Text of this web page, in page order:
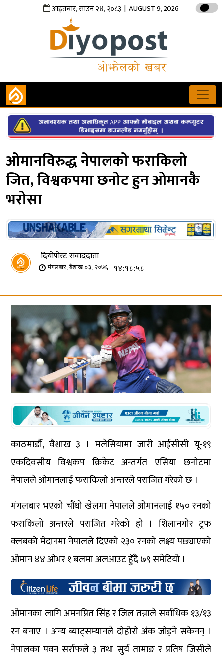
आइतबार,साउन२४,२०८३ | AUGUST 9, 2026
ओमानविरुद्ध नेपालको फराकिलो
जित, विश्वकपमा छनोट हुन ओमानकै
भरोसा
दियोपोस्ट संवाददाता
मंगलबार, बैशाख ०३, २०७६ | १४:१८:५८
काठमाडौँ, वैशाख ३ । मलेसियामा जारी आईसीसी यू-१९
एकदिवसीय विश्वकप क्रिकेट अन्तर्गत एसिया छनोटमा
नेपालले ओमानलाई फराकिलो अन्तरले पराजित गरेको छ ।
मंगलबार भएको चौंथो खेलमा नेपालले ओमानलाई १५० रनको
फराकिलो अन्तरले पराजित गरेको हो । शिलानगोर ट्रफ
क्लबको मैदानमा नेपालले दिएको २३० रनको लक्ष्य पछ्याएको
ओमान ४४ ओभर १ बलमा अलआउट हुँदै ७९ समेटियो ।
ओमानका लागि अमनप्रित सिंह र जिल तन्नाले सर्वाधिक १३/१३
रन बनाए । अन्य ब्याट्सम्यानले दोहोरो अंक जोड्ने सकेनन् ।
नेपालका पवन सर्राफले ३ तथा सुर्य तामाङ र प्रतिष जिसीले